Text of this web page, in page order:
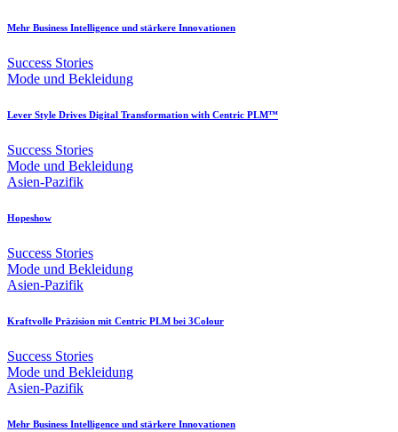
Mehr Business Intelligence und stärkere Innovationen
Success Stories
Mode und Bekleidung
Lever Style Drives Digital Transformation with Centric PLM™
Success Stories
Mode und Bekleidung
Asien-Pazifik
Hopeshow
Success Stories
Mode und Bekleidung
Asien-Pazifik
Kraftvolle Präzision mit Centric PLM bei 3Colour
Success Stories
Mode und Bekleidung
Asien-Pazifik
Mehr Business Intelligence und stärkere Innovationen